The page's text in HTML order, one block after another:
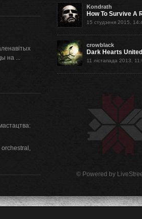
Kondrath
How To Survive A
15 студзеня 2015,
crowblack
Dark Hearts United
11 лістапада 2013,
© Powered by
на ...
orchestral ,